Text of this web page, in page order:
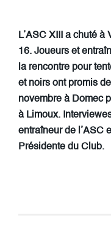
L’ASC XIII a chuté
16. Joueurs et
la rencontre pour
et noirs ont promis
novembre à Domec
à Limoux.
entraîneur de l’ASC
Présidente du Club.